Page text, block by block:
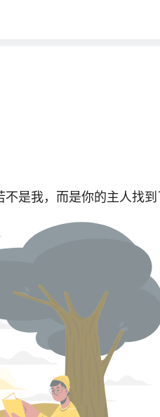
是我，而是你的主人找